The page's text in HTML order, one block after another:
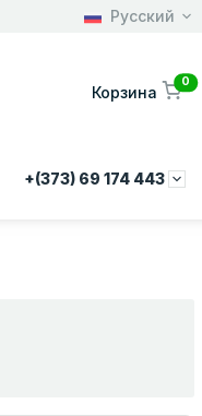
Русский
Корзина
0
+(373) 69 174 443